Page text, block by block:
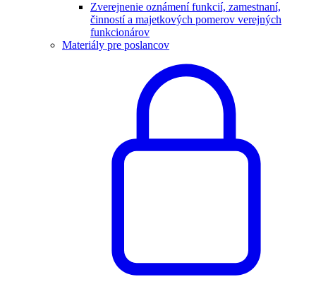
Zverejnenie oznámení funkcií, zamestnaní,
činností a majetkových pomerov verejných
funkcionárov
Materiály pre poslancov